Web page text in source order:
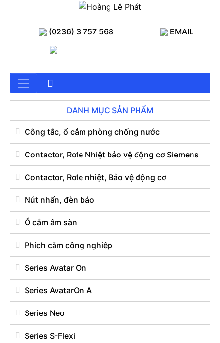
(0236) 3 757 568 EMAIL
DANH MỤC SẢN PHẨM
Công tắc, ổ cắm phòng chống nước
Contactor, Rơle Nhiệt bảo vệ động cơ Siemens
Contactor, Rơle nhiệt, Bảo vệ động cơ
Nút nhấn, đèn báo
Ổ cắm âm sàn
Phích cắm công nghiệp
Series Avatar On
Series AvatarOn A
Series Neo
Series S-Flexi